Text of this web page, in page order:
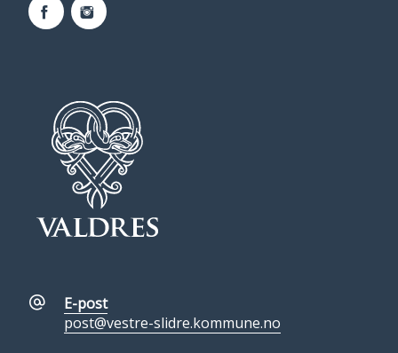
FacebookInstagram
E-post
post@vestre-slidre.kommune.no